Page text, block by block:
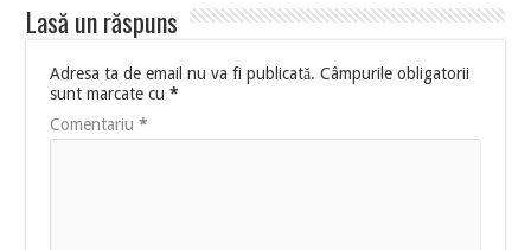
Lasă un răspuns
Adresa ta de email nu va fi publicată. Câmpurile obligatorii
sunt marcate cu*
Comentariu*